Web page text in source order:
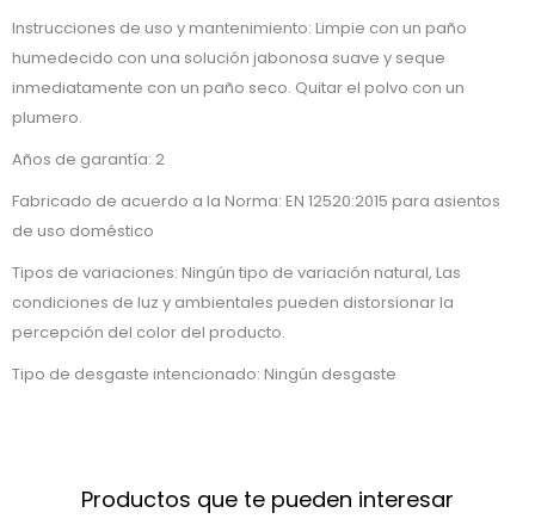
Instrucciones de uso y mantenimiento: Limpie con un paño
humedecido con una solución jabonosa suave y seque
inmediatamente con un paño seco. Quitar el polvo con un
plumero.
Años de garantía: 2
Fabricado de acuerdo a la Norma: EN 12520:2015 para asientos
de uso doméstico
Tipos de variaciones: Ningún tipo de variación natural, Las
condiciones de luz y ambientales pueden distorsionar la
percepción del color del producto.
Tipo de desgaste intencionado: Ningún desgaste
Productos que te pueden interesar